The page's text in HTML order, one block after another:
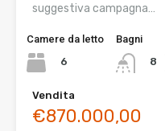
suggestiva campagna…
Camere da letto
6
Bagni
8
Vendita
€870.000,00